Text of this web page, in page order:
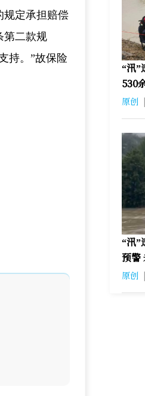
规定承担赔偿
第二款规
持。”故保险
“汛”
530
原创 |
“汛”
预警
原创 |